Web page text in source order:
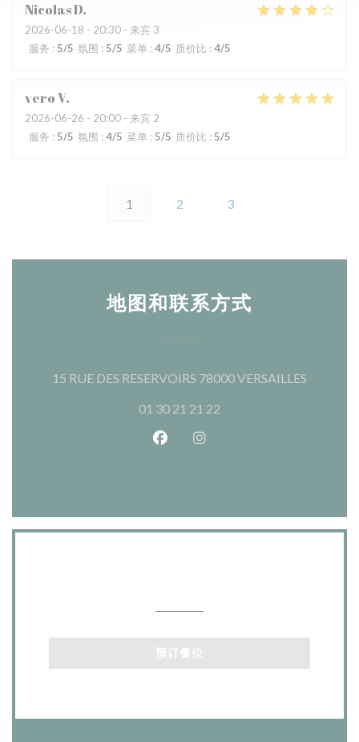
NicolasD
2026-06-18 - 20:30 - 来宾 3
服务 : 5/5 氛围 : 5/5 菜单 : 4/5 质价比 : 4/5
veroV
2026-06-26 - 20:00 - 来宾 2
服务 : 5/5 氛围 : 4/5 菜单 : 5/5 质价比 : 5/5
1 2 3
地图和联系方式
15 RUE DES RESERVOIRS 78000 VERSAILLES
01 30 21 21 22
Facebook ((在新窗口中打开))
Instagram ((在新窗口中
预订餐位